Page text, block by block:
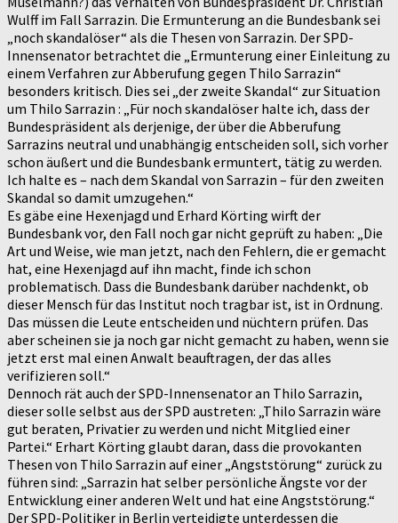
Wulff im Fall Sarrazin. Die Ermunterung an die Bundesbank sei
„noch skandalöser“ als die Thesen von Sarrazin. Der SPD-
Innensenator betrachtet die „Ermunterung einer Einleitung zu
einem Verfahren zur Abberufung gegen Thilo Sarrazin“
besonders kritisch. Dies sei „der zweite Skandal“ zur Situation
um Thilo Sarrazin : „Für noch skandalöser halte ich, dass der
Bundespräsident als derjenige, der über die Abberufung
Sarrazins neutral und unabhängig entscheiden soll, sich vorher
schon äußert und die Bundesbank ermuntert, tätig zu werden.
Ich halte es – nach dem Skandal von Sarrazin – für den zweiten
Skandal so damit umzugehen.“
Es gäbe eine Hexenjagd und Erhard Körting wirft der
Bundesbank vor, den Fall noch gar nicht geprüft zu haben: „Die
Art und Weise, wie man jetzt, nach den Fehlern, die er gemacht
hat, eine Hexenjagd auf ihn macht, finde ich schon
problematisch. Dass die Bundesbank darüber nachdenkt, ob
dieser Mensch für das Institut noch tragbar ist, ist in Ordnung.
Das müssen die Leute entscheiden und nüchtern prüfen. Das
aber scheinen sie ja noch gar nicht gemacht zu haben, wenn sie
jetzt erst mal einen Anwalt beauftragen, der das alles
verifizieren soll.“
Dennoch rät auch der SPD-Innensenator an Thilo Sarrazin,
dieser solle selbst aus der SPD austreten: „Thilo Sarrazin wäre
gut beraten, Privatier zu werden und nicht Mitglied einer
Partei.“ Erhart Körting glaubt daran, dass die provokanten
Thesen von Thilo Sarrazin auf einer „Angststörung“ zurück zu
führen sind: „Sarrazin hat selber persönliche Ängste vor der
Entwicklung einer anderen Welt und hat eine Angststörung.“
Der SPD-Politiker in Berlin verteidigte unterdessen die